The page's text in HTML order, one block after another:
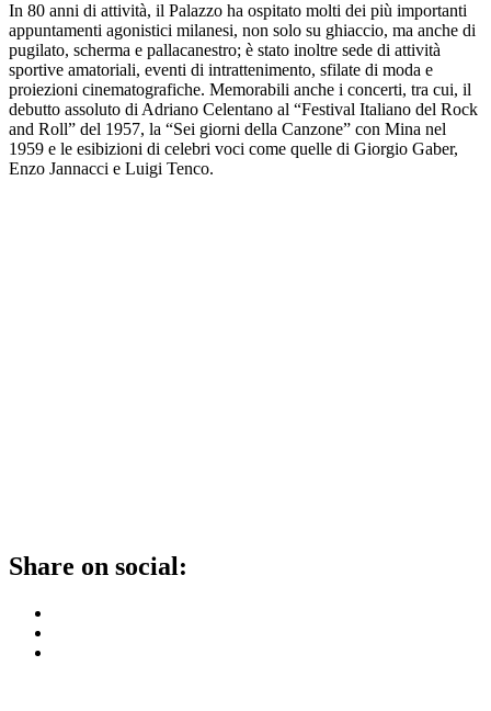
In 80 anni di attività, il Palazzo ha ospitato molti dei più importanti
appuntamenti agonistici milanesi, non solo su ghiaccio, ma anche di
pugilato, scherma e pallacanestro; è stato inoltre sede di attività
sportive amatoriali, eventi di intrattenimento, sfilate di moda e
proiezioni cinematografiche. Memorabili anche i concerti, tra cui, il
debutto assoluto di Adriano Celentano al “Festival Italiano del Rock
and Roll” del 1957, la “Sei giorni della Canzone” con Mina nel
1959 e le esibizioni di celebri voci come quelle di Giorgio Gaber,
Enzo Jannacci e Luigi Tenco.
Share on social: